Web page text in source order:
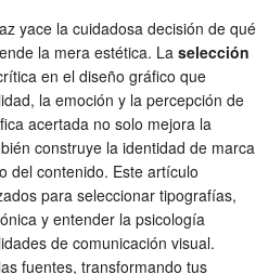
yace la cuidadosa decisión de qué
la mera estética. La selección
en el diseño gráfico que
la emoción y la percepción de
acertada no solo mejora la
construye la identidad de marca
del contenido. Este artículo
para seleccionar tipografías,
y entender la psicología
de comunicación visual.
fuentes, transformando tus